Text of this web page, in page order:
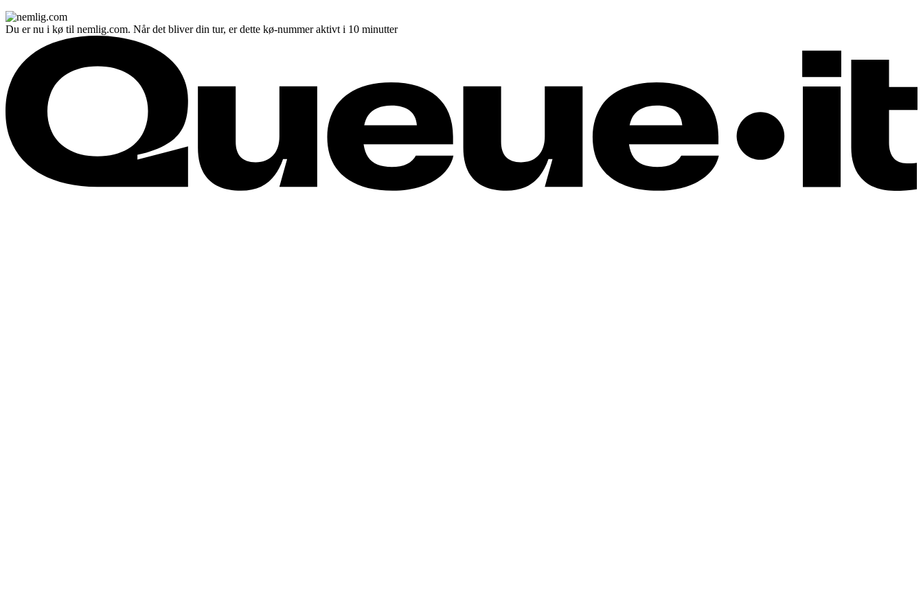
Du er nu i kø til nemlig.com. Når det bliver din tur, er dette kø-nummer aktivt i 10 minutter